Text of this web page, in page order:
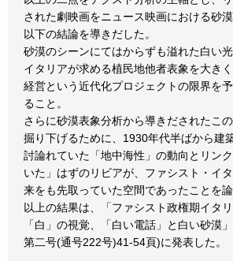
された劇映画をニュース映画における砂
以下の結論を導きだした。
砂漠のシーンにてはからずも溢れた白い
イタリアが求める植民地他者表象を大き
経営という近代化プロジェクトの限界を
ること。
さらに砂漠表象分析から導きだされたこ
掘り下げるために、1930年代半ばから建
討論れていた「地中海性」の動向とリン
いた」はずのリビアが、ファシスト・イ
来をも先取っていた空間であったことを論
以上の結果は、「ファシスト政権期イタ
「白」の視覚、「白い電話」と白い砂漠
第二号(通号222号)41-54頁)に発表した。